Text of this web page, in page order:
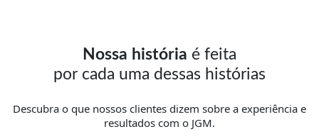
Nossa história é feita
por cada uma dessas histórias
Descubra o que nossos clientes dizem sobre a experiência e
resultados com o JGM.